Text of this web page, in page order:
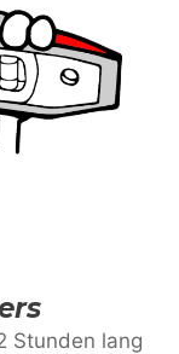
Stunden lang